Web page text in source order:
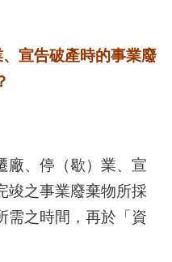
宣告破產時的事業廢
廠、停（歇）業、宣
竣之事業廢棄物所採
需之時間，再於「資